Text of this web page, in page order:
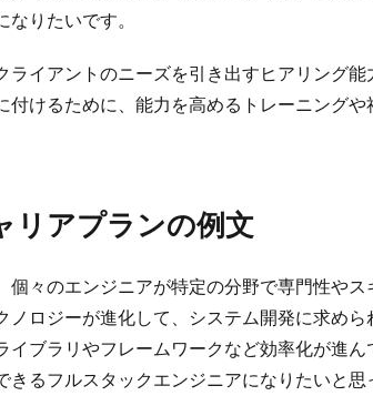
りたいです。
ライアントのニーズを引き出すヒアリング
付けるために、能力を高めるトレーニング
リアプランの例文
個々のエンジニアが特定の分野で専門性や
ノロジーが進化して、システム開発に求めら
イブラリやフレームワークなど効率化が進
きるフルスタックエンジニアになりたいと思